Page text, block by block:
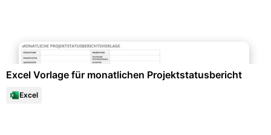
Excel Vorlage für monatlichen Projektstatusbericht
Excel